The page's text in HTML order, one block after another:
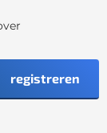
registreren